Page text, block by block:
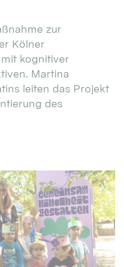
zur
Kölner
kognitiver
Martina
leiten das Projekt
des